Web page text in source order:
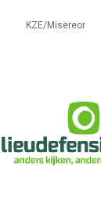
KZE/Misereor